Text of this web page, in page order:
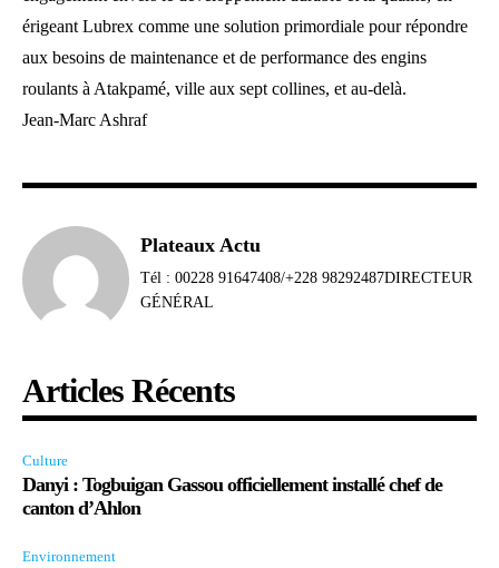
érigeant Lubrex comme une solution primordiale pour répondre
aux besoins de maintenance et de performance des engins
roulants à Atakpamé, ville aux sept collines, et au-delà.
Jean-Marc Ashraf
Plateaux Actu
Tél : 00228 91647408/+228 98292487DIRECTEUR
GÉNÉRAL
Articles Récents
Culture
Danyi : Togbuigan Gassou officiellement installé chef de
canton d’Ahlon
Environnement